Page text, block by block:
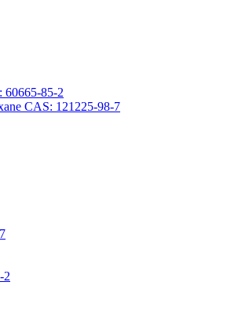
60665-85-2
CAS: 121225-98-7
2